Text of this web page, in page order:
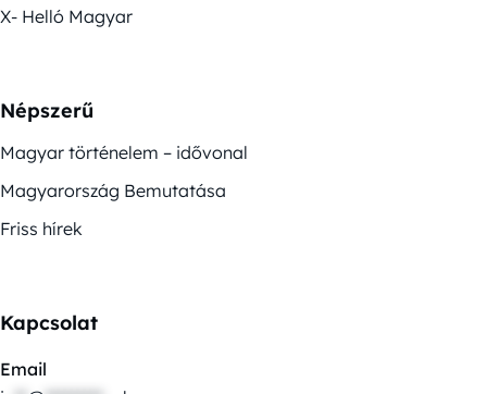
X- Helló Magyar
Népszerű
Magyar történelem – idővonal
Magyarország Bemutatása
Friss hírek
Kapcsolat
Email